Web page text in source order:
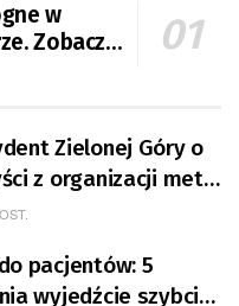
w
Zobacz
Zielonej Góry o
z organizacji mety
Pologne
pacjentów: 5
wyjedźcie szybciej